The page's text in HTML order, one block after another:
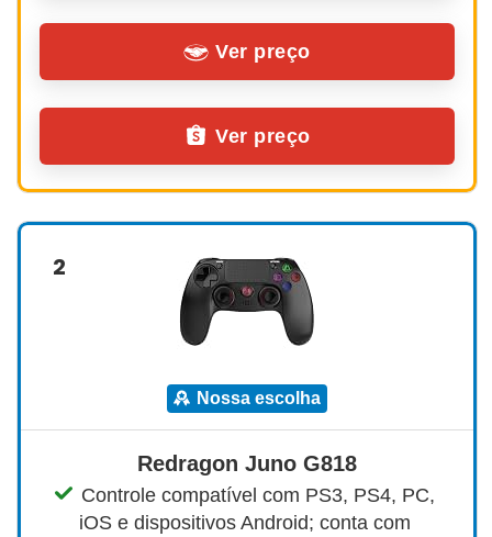
Ver preço
Ver preço
2
nossa escolha
Redragon Juno G818
Controle compatível com PS3, PS4, PC,
iOS e dispositivos Android; conta com